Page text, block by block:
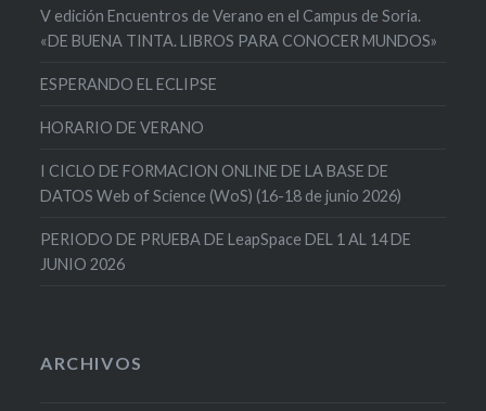
V edición Encuentros de Verano en el Campus de Soria.
«DE BUENA TINTA. LIBROS PARA CONOCER MUNDOS»
ESPERANDO EL ECLIPSE
HORARIO DE VERANO
I CICLO DE FORMACION ONLINE DE LA BASE DE
DATOS Web of Science (WoS) (16-18 de junio 2026)
PERIODO DE PRUEBA DE LeapSpace DEL 1 AL 14 DE
JUNIO 2026
ARCHIVOS